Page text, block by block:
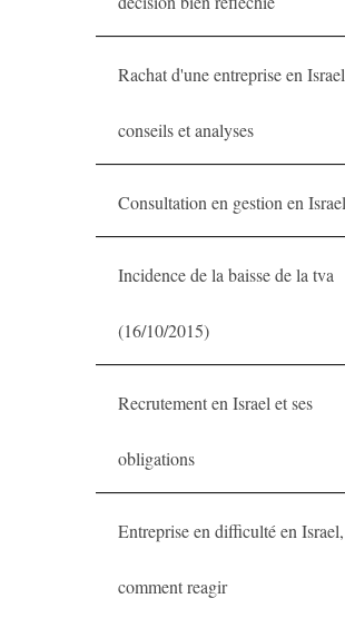
Rachat d'une entreprise en
conseils et analyses
Consultation en gestion en Israel
Incidence de la baisse de la tva
(16/10/2015)
Recrutement en Israel et ses
obligations
Entreprise en difficulté en Israel,
comment reagir